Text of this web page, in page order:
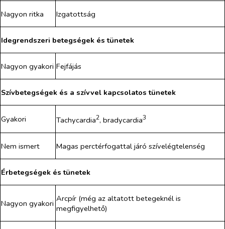
Nagyon ritka Izgatottság
Idegrendszeri betegségek és tünetek
Nagyon gyakori Fejfájás
Szívbetegségek és a szívvel kapcsolatos tünetek
Gyakori Tachycardia2, bradycardia3
Nem ismert Magas perctérfogattal járó szívelégtelenség
Érbetegségek és tünetek
Nagyon gyakori Arcpír (még az altatott betegeknél is
megfigyelhető)